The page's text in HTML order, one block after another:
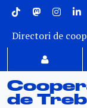
Vés al contingut
Menu
Directori de
de